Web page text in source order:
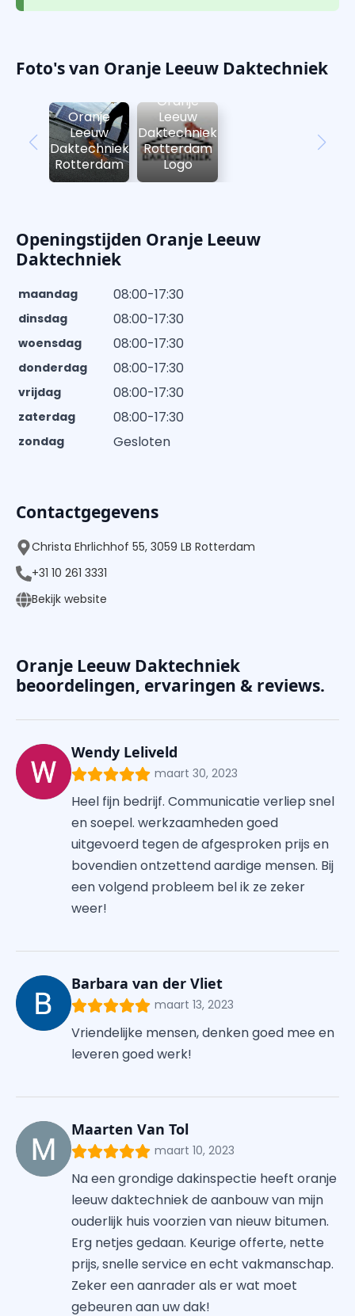
Foto's van Oranje Leeuw Daktechniek
Oranje
Leeuw
Daktechniek
Rotterdam
Oranje
Leeuw
Daktechniek
Rotterdam
Logo
Openingstijden Oranje Leeuw
Daktechniek
maandag 08:00-17:30
dinsdag 08:00-17:30
woensdag 08:00-17:30
donderdag 08:00-17:30
vrijdag 08:00-17:30
zaterdag 08:00-17:30
zondag Gesloten
Contactgegevens
Christa Ehrlichhof 55, 3059 LB Rotterdam
+31 10 261 3331
Bekijk website
Oranje Leeuw Daktechniek
beoordelingen, ervaringen & reviews.
Wendy Leliveld
maart 30, 2023
Heel fijn bedrijf. Communicatie verliep snel
en soepel. werkzaamheden goed
uitgevoerd tegen de afgesproken prijs en
bovendien ontzettend aardige mensen. Bij
een volgend probleem bel ik ze zeker
weer!
Barbara van der Vliet
maart 13, 2023
Vriendelijke mensen, denken goed mee en
leveren goed werk!
Maarten Van Tol
maart 10, 2023
Na een grondige dakinspectie heeft oranje
leeuw daktechniek de aanbouw van mijn
ouderlijk huis voorzien van nieuw bitumen.
Erg netjes gedaan. Keurige offerte, nette
prijs, snelle service en echt vakmanschap.
Zeker een aanrader als er wat moet
gebeuren aan uw dak!